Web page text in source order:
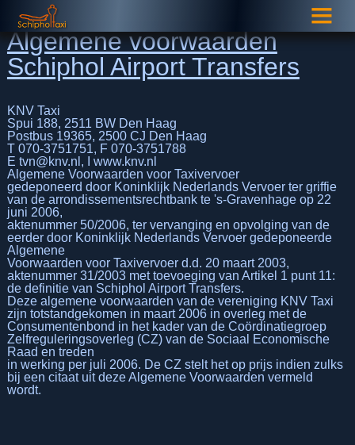
Algemene voorwaarden
Schiphol Airport Transfers
KNV Taxi
Spui 188, 2511 BW Den Haag
Postbus 19365, 2500 CJ Den Haag
T 070-3751751, F 070-3751788
E tvn@knv.nl, I www.knv.nl
Algemene Voorwaarden voor Taxivervoer
gedeponeerd door Koninklijk Nederlands Vervoer ter griffie
van de arrondissementsrechtbank te 's-Gravenhage op 22
juni 2006,
aktenummer 50/2006, ter vervanging en opvolging van de
eerder door Koninklijk Nederlands Vervoer gedeponeerde
Algemene
Voorwaarden voor Taxivervoer d.d. 20 maart 2003,
aktenummer 31/2003 met toevoeging van Artikel 1 punt 11:
de definitie van Schiphol Airport Transfers.
Deze algemene voorwaarden van de vereniging KNV Taxi
zijn totstandgekomen in maart 2006 in overleg met de
Consumentenbond in het kader van de Coördinatiegroep
Zelfreguleringsoverleg (CZ) van de Sociaal Economische
Raad en treden
in werking per juli 2006. De CZ stelt het op prijs indien zulks
bij een citaat uit deze Algemene Voorwaarden vermeld
wordt.